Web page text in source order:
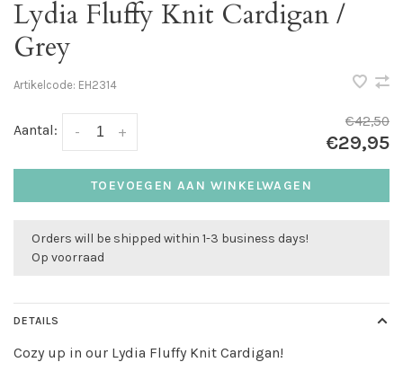
Lydia Fluffy Knit Cardigan /
Grey
Artikelcode: EH2314
Aantal: +
-
€42,50
€29,95
TOEVOEGEN AAN WINKELWAGEN
Orders will be shipped within 1-3 business days!
Op voorraad
DETAILS
Cozy up in our Lydia Fluffy Knit Cardigan!